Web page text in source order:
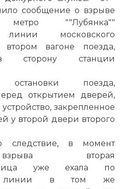
сообщение о взрыве
""Лубянка""
линии московского
втором вагоне поезда,
сторону станции
поезда,
открытием дверей,
закрепленное
у второй двери второго
следствие, в момент
вторая
уже ехала по
линии в том же